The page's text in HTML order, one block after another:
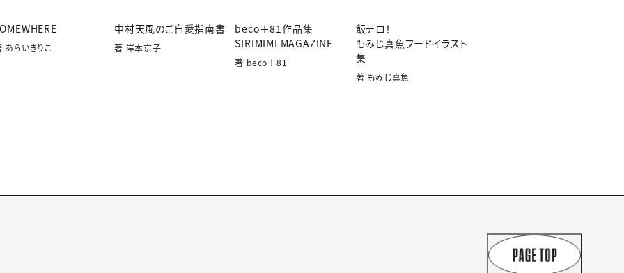
あらいきりこ
中村天風のご自愛指南書
著 岸本京子
beco＋81作品集
SIRIMIMI MAGAZINE
著 beco＋81
飯テロ！
もみじ真魚フードイラスト
集
著 もみじ真魚